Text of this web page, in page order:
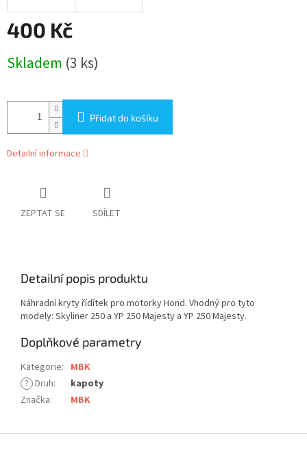
400 Kč
cena:
Skladem (3 ks)
Přidat do košíku
Detailní informace
ZEPTAT SE SDÍLET
Detailní popis produktu
Náhradní kryty řídítek pro motorky Hond. Vhodný pro tyto
modely: Skyliner 250 a YP 250 Majesty a YP 250 Majesty.
Doplňkové parametry
Kategorie: MBK
? Druh:
kapoty
Značka: MBK